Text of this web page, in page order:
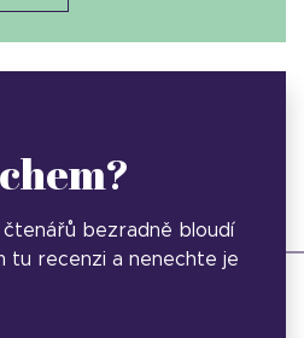
bezradně bloudí
tu recenzi a nenechte je